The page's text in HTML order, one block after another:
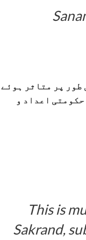
طور پر متاثر ہوئے
اعداد و
This is
Sakrand,